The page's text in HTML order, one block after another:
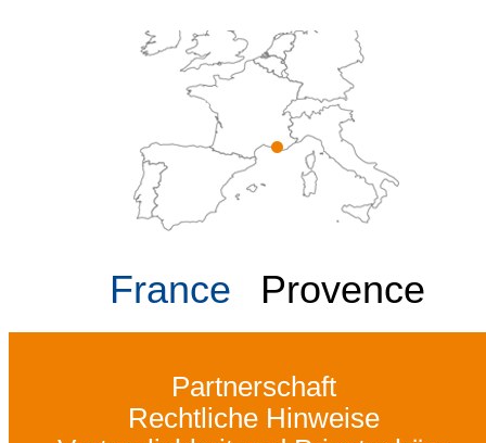
France Provence
Partnerschaft
Rechtliche Hinweise